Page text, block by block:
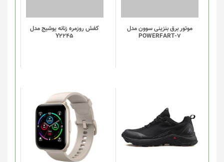
موتور برق بنزینی سوون مدل
POWERFART-7
کفش روزمره زنانه یوشیج مدل
Y2245
محصول
دارای
انواع
مختلفی
این
محصول
دارای
انواع
مختلفی
می